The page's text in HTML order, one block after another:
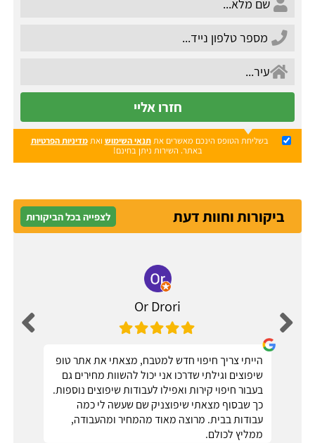
חזרו אליי
בשליחת הטופס הינכם מאשרים אתתנאי השימוש ואתמדיניות הפרטיות
באתר. השירות ניתן בחינם!
ביקורות וחוות דעת לצפייה בכל הביקורות
Or Drori
הייתי צריך חיפוי חדש למטבח, מצאתי את אתר טופ
שיפוצים וגילתי שדרכו אני יכול להשוות מחירים גם
בעבור חיפוי קירות ואפילו לעבודות שיפוצים נוספות.
כך שבסוף מצאתי שיפוצניק שם שעשה לי כמה
עבודות בבית. מרוצה מאוד מהמחיר ומהעבודה,
ממליץ לכולם.